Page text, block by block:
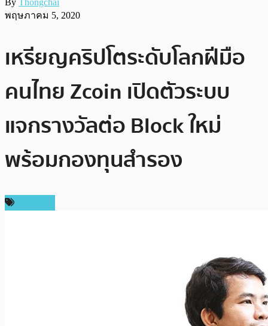
พฤษภาคม 5, 2020
เหรียญคริปโตระดับโลกฝีมือ
คนไทย Zcoin เปิดตัวระบบ
แจกรางวัลต่อ Block ใหม่
พร้อมกองทุนสำรอง